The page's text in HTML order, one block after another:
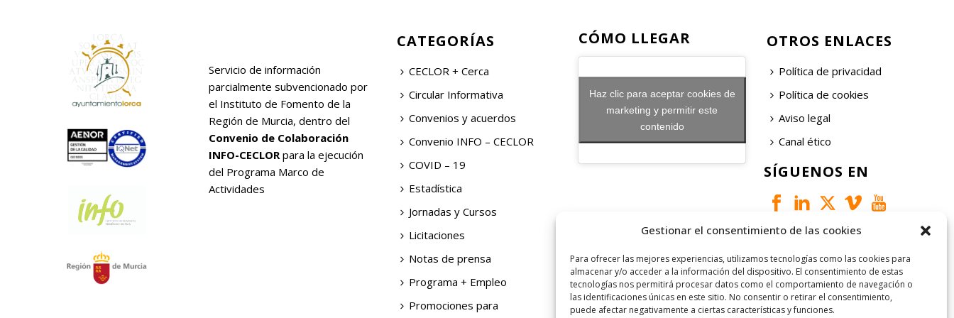
Gestionar el consentimiento de las cookies
Para ofrecer las mejores experiencias, utilizamos tecnologías como las cookies para
almacenar y/o acceder a la información del dispositivo. El consentimiento de estas
tecnologías nos permitirá procesar datos como el comportamiento de navegación o
las identificaciones únicas en este sitio. No consentir o retirar el consentimiento,
puede afectar negativamente a ciertas características y funciones.
Servicio de información
parcialmente subvencionado por
el Instituto de Fomento de la
Región de Murcia, dentro del
Convenio de Colaboración
INFO-CECLOR para la ejecución
del Programa Marco de
Actividades
CATEGORÍAS
CECLOR + Cerca
Circular Informativa
Convenios y acuerdos
Convenio INFO – CECLOR
COVID – 19
Estadística
Jornadas y Cursos
Licitaciones
Notas de prensa
Programa + Empleo
Promociones para
CÓMO LLEGAR
Haz clic para aceptar cookies de
marketing y permitir este
contenido
OTROS ENLACES
Política de privacidad
Política de cookies
Aviso legal
Canal ético
SÍGUENOS EN